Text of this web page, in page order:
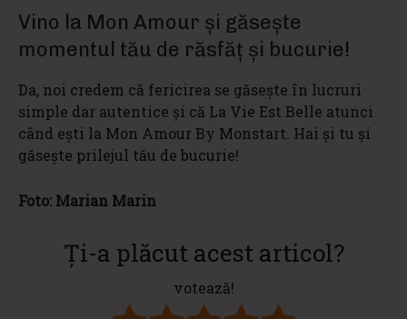
Vino la Mon Amour şi găseşte
momentul tău de răsfăţ şi bucurie!
Da, noi credem că fericirea se găseşte în lucruri
simple dar autentice şi că La Vie Est Belle atunci
când eşti la Mon Amour By Monstart. Hai şi tu şi
găseşte prilejul tău de bucurie!
Foto: Marian Marin
Ți-a plăcut acest articol?
votează!